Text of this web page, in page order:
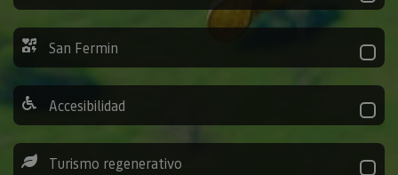
San Fermin
Accesibilidad
Turismo regenerativo